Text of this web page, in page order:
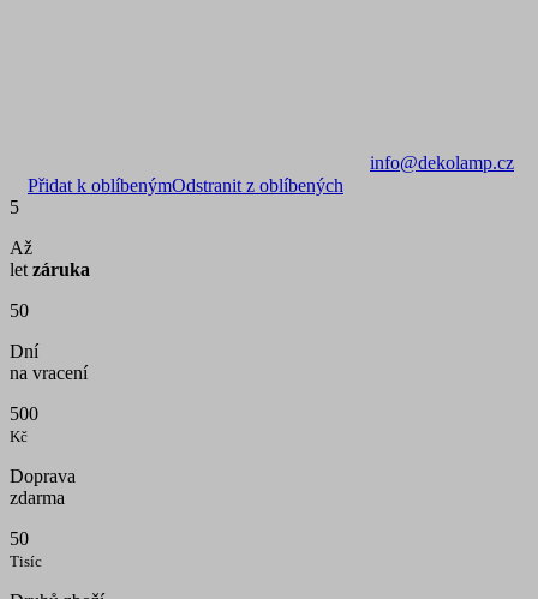
info@dekolamp.cz
Přidat k oblíbenýmOdstranit z oblíbených
5
Až
let záruka
50
Dní
na vracení
500
Kč
Doprava
zdarma
50
Tisíc